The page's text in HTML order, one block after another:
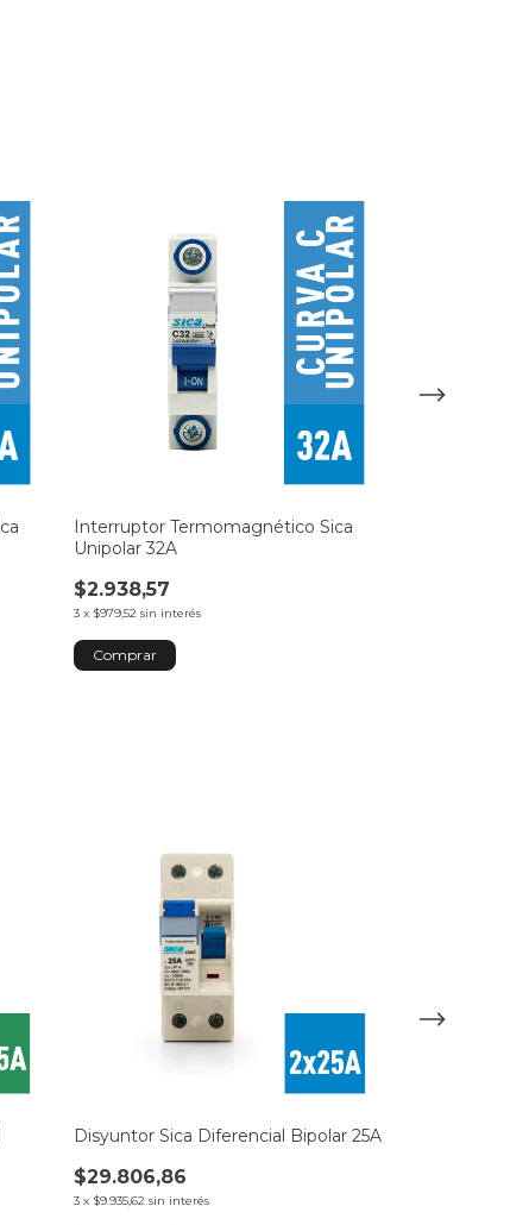
Interruptor Termomagnético Sica
Unipolar 32A
$2.938,57
3 x $979,52 sin interés
Disyuntor Sica Diferencial Bipolar 25A
$29.806,86
3 x $9.935,62 sin interés